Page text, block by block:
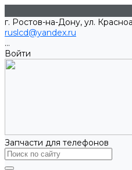
г. Ростов-на-Дону, ул.
ruslcd@yandex.ru
...
Войти
Запчасти для телефонов